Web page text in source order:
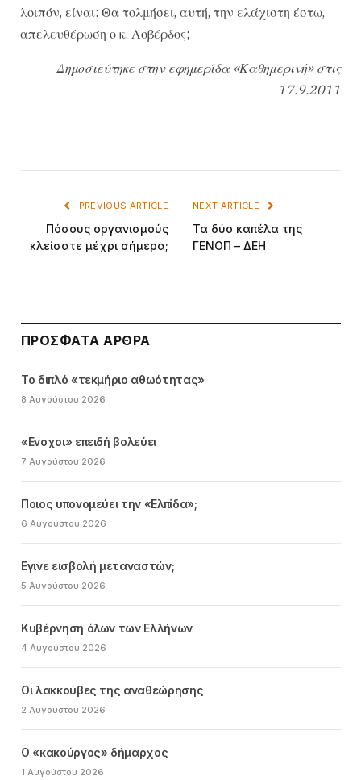
λοιπόν, είναι: Θα τολμήσει, αυτή, την ελάχιστη έστω,
απελευθέρωση ο κ. Λοβέρδος;
Δημοσιεύτηκε στην εφημερίδα «Καθημερινή» στις
17.9.2011
PREVIOUS ARTICLE
Πόσους οργανισμούς
κλείσατε μέχρι σήμερα;
NEXT ARTICLE
Τα δύο καπέλα της
ΓΕΝΟΠ – ΔΕΗ
ΠΡΌΣΦΑΤΑ ΆΡΘΡΑ
Το διπλό «τεκμήριο αθωότητας»
8 Αυγούστου 2026
«Ενοχοι» επειδή βολεύει
7 Αυγούστου 2026
Ποιος υπονομεύει την «Ελπίδα»;
6 Αυγούστου 2026
Εγινε εισβολή μεταναστών;
5 Αυγούστου 2026
Κυβέρνηση όλων των Ελλήνων
4 Αυγούστου 2026
Οι λακκούβες της αναθεώρησης
2 Αυγούστου 2026
Ο «κακούργος» δήμαρχος
1 Αυγούστου 2026